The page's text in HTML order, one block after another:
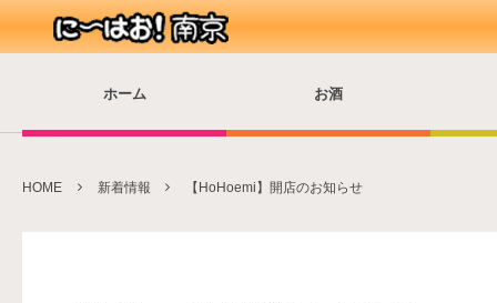
ホーム お酒
HOME 新着情報 【HoHoemi】開店のお知らせ